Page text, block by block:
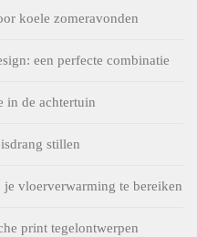
koele zomeravonden
een perfecte combinatie
in de achtertuin
stillen
je vloerverwarming te bereiken
print tegelontwerpen